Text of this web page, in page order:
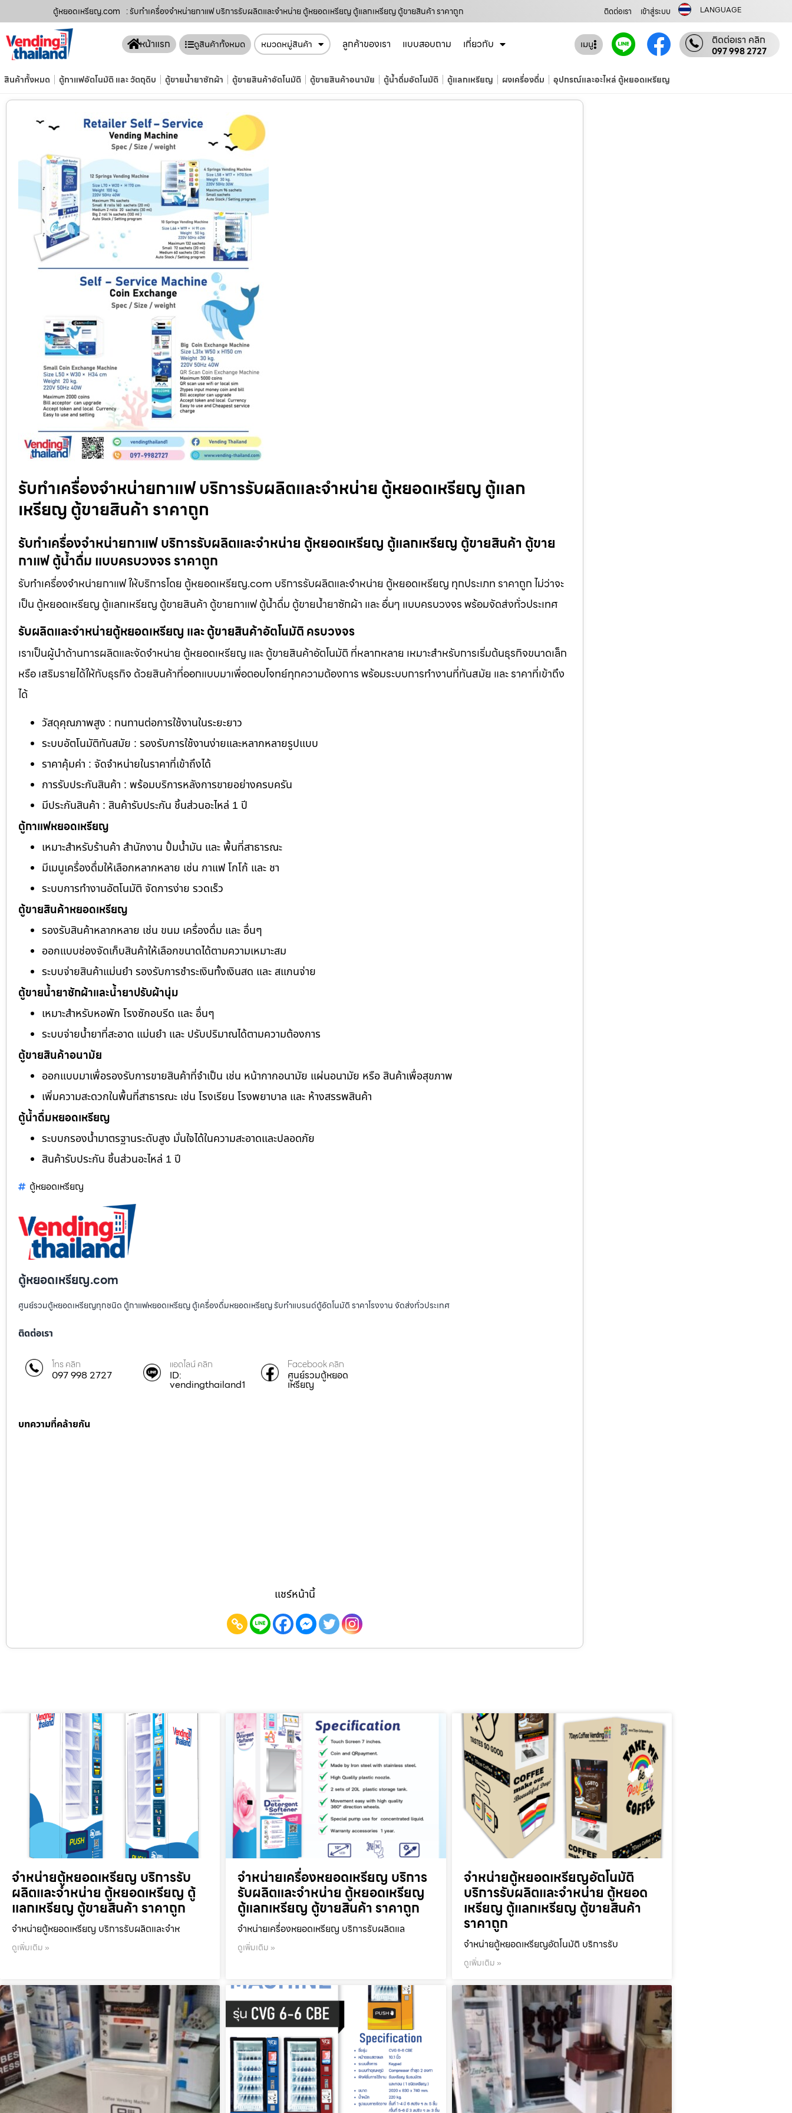
ตู้หยอดเหรียญ.com : รับทำเครื่องจำหน่ายกาแฟ บริการรับผลิตและจำหน่าย ตู้หยอดเหรียญ ตู้แลกเหรียญ ตู้ขายสินค้า ราคาถูก ติดต่อเรา เข้าสู่ระบบ LANGUAGE
หน้าแรก ดูสินค้าทั้งหมด หมวดหมู่สินค้า ลูกค้าของเรา แบบสอบถาม เกี่ยวกับ เมนู ติดต่อเรา คลิก
097 998 2727
สินค้าทั้งหมด ตู้กาแฟอัตโนมัติ และ วัตถุดิบ ตู้ขายน้ำยาซักผ้า ตู้ขายสินค้าอัตโนมัติ ตู้ขายสินค้าอนามัย ตู้น้ำดื่มอัตโนมัติ ตู้แลกเหรียญ ผงเครื่องดื่ม อุปกรณ์และอะไหล่ ตู้หยอดเหรียญ
รับทำเครื่องจำหน่ายกาแฟ บริการรับผลิตและจำหน่าย ตู้หยอดเหรียญ ตู้แลก
เหรียญ ตู้ขายสินค้า ราคาถูก
รับทำเครื่องจำหน่ายกาแฟ บริการรับผลิตและจำหน่าย ตู้หยอดเหรียญ ตู้แลกเหรียญ ตู้ขายสินค้า ตู้ขาย
กาแฟ ตู้น้ำดื่ม แบบครบวงจร ราคาถูก
รับทำเครื่องจำหน่ายกาแฟ ให้บริการโดย ตู้หยอดเหรียญ.com บริการรับผลิตและจำหน่าย ตู้หยอดเหรียญ ทุกประเภท ราคาถูก ไม่ว่าจะ
เป็น ตู้หยอดเหรียญ ตู้แลกเหรียญ ตู้ขายสินค้า ตู้ขายกาแฟ ตู้น้ำดื่ม ตู้ขายน้ำยาซักผ้า และ อื่นๆ แบบครบวงจร พร้อมจัดส่งทั่วประเทศ
รับผลิตและจำหน่ายตู้หยอดเหรียญ และ ตู้ขายสินค้าอัตโนมัติ ครบวงจร
เราเป็นผู้นำด้านการผลิตและจัดจำหน่าย ตู้หยอดเหรียญ และ ตู้ขายสินค้าอัตโนมัติ ที่หลากหลาย เหมาะสำหรับการเริ่มต้นธุรกิจขนาดเล็ก
หรือ เสริมรายได้ให้กับธุรกิจ ด้วยสินค้าที่ออกแบบมาเพื่อตอบโจทย์ทุกความต้องการ พร้อมระบบการทำงานที่ทันสมัย และ ราคาที่เข้าถึง
ได้
วัสดุคุณภาพสูง : ทนทานต่อการใช้งานในระยะยาว
ระบบอัตโนมัติทันสมัย : รองรับการใช้งานง่ายและหลากหลายรูปแบบ
ราคาคุ้มค่า : จัดจำหน่ายในราคาที่เข้าถึงได้
การรับประกันสินค้า : พร้อมบริการหลังการขายอย่างครบครัน
มีประกันสินค้า : สินค้ารับประกัน ชิ้นส่วนอะไหล่ 1 ปี
ตู้กาแฟหยอดเหรียญ
เหมาะสำหรับร้านค้า สำนักงาน ปั้มน้ำมัน และ พื้นที่สาธารณะ
มีเมนูเครื่องดื่มให้เลือกหลากหลาย เช่น กาแฟ โกโก้ และ ชา
ระบบการทำงานอัตโนมัติ จัดการง่าย รวดเร็ว
ตู้ขายสินค้าหยอดเหรียญ
รองรับสินค้าหลากหลาย เช่น ขนม เครื่องดื่ม และ อื่นๆ
ออกแบบช่องจัดเก็บสินค้าให้เลือกขนาดได้ตามความเหมาะสม
ระบบจ่ายสินค้าแม่นยำ รองรับการชำระเงินทั้งเงินสด และ สแกนจ่าย
ตู้ขายน้ำยาซักผ้าและน้ำยาปรับผ้านุ่ม
เหมาะสำหรับหอพัก โรงซักอบรีด และ อื่นๆ
ระบบจ่ายน้ำยาที่สะอาด แม่นยำ และ ปรับปริมาณได้ตามความต้องการ
ตู้ขายสินค้าอนามัย
ออกแบบมาเพื่อรองรับการขายสินค้าที่จำเป็น เช่น หน้ากากอนามัย แผ่นอนามัย หรือ สินค้าเพื่อสุขภาพ
เพิ่มความสะดวกในพื้นที่สาธารณะ เช่น โรงเรียน โรงพยาบาล และ ห้างสรรพสินค้า
ตู้น้ำดื่มหยอดเหรียญ
ระบบกรองน้ำมาตรฐานระดับสูง มั่นใจได้ในความสะอาดและปลอดภัย
สินค้ารับประกัน ชิ้นส่วนอะไหล่ 1 ปี
ตู้หยอดเหรียญ
ตู้หยอดเหรียญ.com
ศูนย์รวมตู้หยอดเหรียญทุกชนิด ตู้กาแฟหยอดเหรียญ ตู้เครื่องดื่มหยอดเหรียญ รับทำแบรนด์ตู้อัตโนมัติ ราคาโรงงาน จัดส่งทั่วประเทศ
ติดต่อเรา
โทร คลิก
097 998 2727
แอดไลน์ คลิก
ID:
vendingthailand1
Facebook คลิก
ศูนย์รวมตู้หยอด
เหรียญ
บทความที่คล้ายกัน
แชร์หน้านี้
จำหน่ายตู้หยอดเหรียญ บริการรับ
ผลิตและจำหน่าย ตู้หยอดเหรียญ ตู้
แลกเหรียญ ตู้ขายสินค้า ราคาถูก
จำหน่ายตู้หยอดเหรียญ บริการรับผลิตและจำห
ดูเพิ่มเติม »
จำหน่ายเครื่องหยอดเหรียญ บริการ
รับผลิตและจำหน่าย ตู้หยอดเหรียญ
ตู้แลกเหรียญ ตู้ขายสินค้า ราคาถูก
จำหน่ายเครื่องหยอดเหรียญ บริการรับผลิตแล
ดูเพิ่มเติม »
จำหน่ายตู้หยอดเหรียญ​อัตโนมัติ
บริการรับผลิตและจำหน่าย ตู้หยอด
เหรียญ ตู้แลกเหรียญ ตู้ขายสินค้า
ราคาถูก
จำหน่ายตู้หยอดเหรียญ​อัตโนมัติ บริการรับ
ดูเพิ่มเติม »